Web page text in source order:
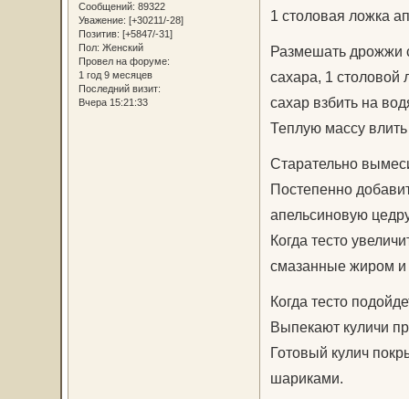
Сообщений: 89322
Уважение: [+30211/-28]
Позитив: [+5847/-31]
Пол: Женский
Провел на форуме:
1 год 9 месяцев
Последний визит:
Вчера 15:21:33
1 столовая ложка
Размешать дрожжи
сахара, 1 столовой
сахар взбить на
Теплую массу
Старательно
Постепенно
апельсиновую
Когда тесто
смазанные жиром
Когда тесто
Выпекают куличи
Готовый кулич
шариками.